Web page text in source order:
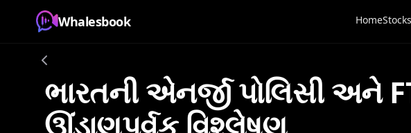
Whalesbook HomeStocks
ભારતની એનર્જી પોલિસી અને
ઊંડાણપૂર્વક વિશ્લેષણ